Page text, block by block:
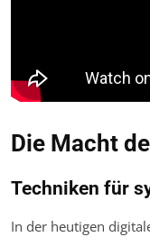
Die Macht
Techniken für
In der heutigen